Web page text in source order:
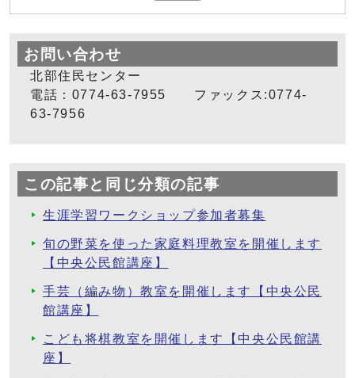
お問い合わせ
北部住民センター
電話：0774-63-7955 ファックス:0774-
63-7956
この記事と同じ分類の記事
生涯学習ワークショップ参加者募集
旬の野菜を使った家庭料理教室を開催します
【中央公民館講座】
手芸（編み物）教室を開催します【中央公民
館講座】
こども将棋教室を開催します【中央公民館講
座】